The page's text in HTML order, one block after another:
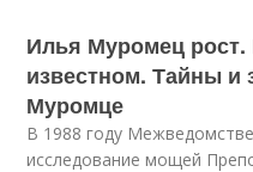
Илья Муромец рост.
известном. Тайны и
Муромце
В 1988 году
исследование мощей